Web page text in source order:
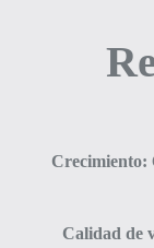
Crecimiento:
Calidad de